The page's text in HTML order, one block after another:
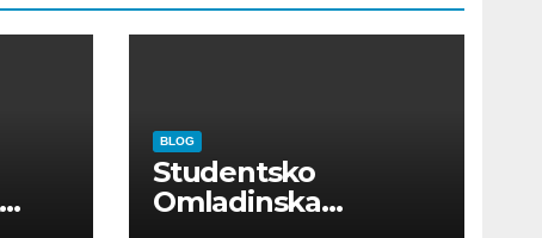
BLOG
Studentsko
Omladinska